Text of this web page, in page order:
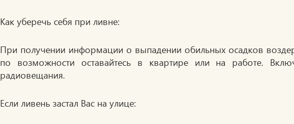
Как уберечь себя при ливне:
При получении информации о выпадении обильных осадков
по возможности оставайтесь в квартире или на работе.
радиовещания.
Если ливень застал Вас на улице: